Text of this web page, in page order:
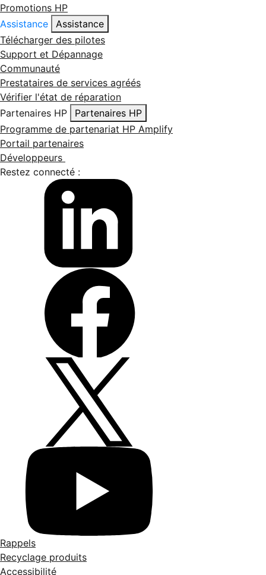
Promotions HP
Assistance
Assistance
Télécharger des pilotes
Support et Dépannage
Communauté
Prestataires de services agréés
Vérifier l'état de réparation
Partenaires HP
Partenaires HP
Programme de partenariat HP Amplify
Portail partenaires
Développeurs
Restez connecté :
Rappels
Recyclage produits
Accessibilité